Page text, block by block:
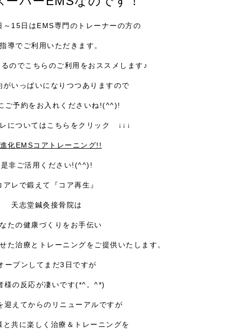
15日はEMS専門のトレーナーの方の
導でご利用いただきます。
のでこちらのご利用をおススメします♪
がいっぱいになりつつありますので
ご予約をお入れくださいね!(^^)!
についてはこちらをクリック ↓↓↓
化EMSコアトレーニング!!
是非ご活用ください!(^^)!
アレで鍛えて『コア再生』
天志堂鍼灸接骨院は
たの健康づくりをお手伝い
た治療とトレーニングをご提供いたします。
ープンしてまだ3日ですが
様の反応が凄いです(*^。^*)
迎えてからのリニューアルですが
と共に楽しく治療＆トレーニングを